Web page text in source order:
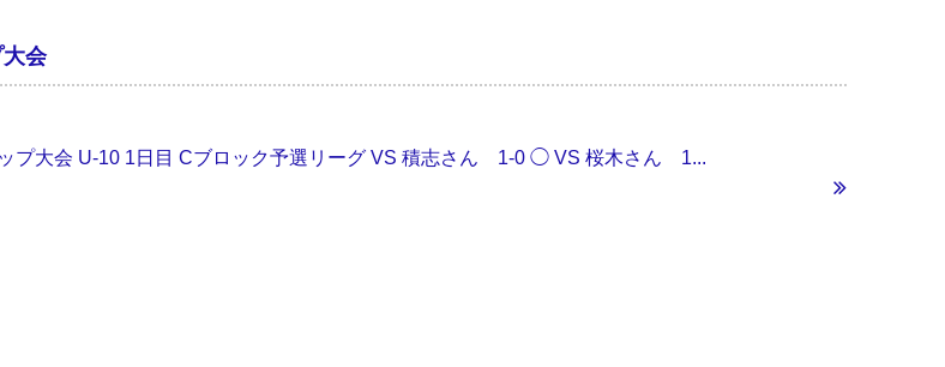
会
プ大会 U-10 1日目 Cブロック予選リーグ VS 積志さん 1-0 ◯ VS 桜木さん 1...